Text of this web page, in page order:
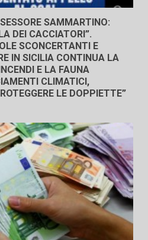
SAMMARTINO:
DEI CACCIATORI”.
SCONCERTANTI E
IN SICILIA CONTINUA LA
E LA FAUNA
CLIMATICI,
LE DOPPIETTE”